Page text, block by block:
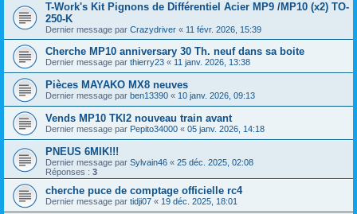
T-Work's Kit Pignons de Différentiel Acier MP9 /MP10 (x2) TO-
250-K
Dernier message par Crazydriver « 11 févr. 2026, 15:39
Cherche MP10 anniversary 30 Th. neuf dans sa boite
Dernier message par thierry23 « 11 janv. 2026, 13:38
Pièces MAYAKO MX8 neuves
Dernier message par ben13390 « 10 janv. 2026, 09:13
Vends MP10 TKI2 nouveau train avant
Dernier message par Pepito34000 « 05 janv. 2026, 14:18
PNEUS 6MIK!!!
Dernier message par Sylvain46 « 25 déc. 2025, 02:08
Réponses : 3
cherche puce de comptage officielle rc4
Dernier message par tidji07 « 19 déc. 2025, 18:01